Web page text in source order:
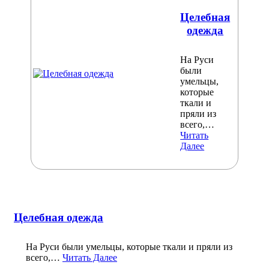
Целебная
одежда
На Руси
были
умельцы,
которые
ткали и
пряли из
всего,…
Читать
Далее
Целебная одежда
На Руси были умельцы, которые ткали и пряли из
всего,… Читать Далее